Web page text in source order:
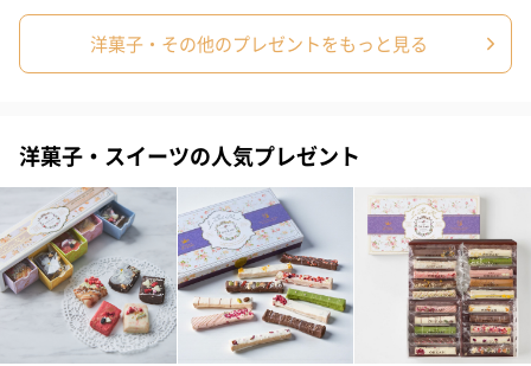
洋菓子・その他のプレゼントをもっと見る
洋菓子・スイーツの人気プレゼント